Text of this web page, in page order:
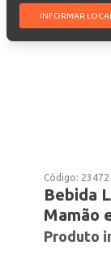
INFORMAR
Código: 23472
Bebida
Mamão
Produto